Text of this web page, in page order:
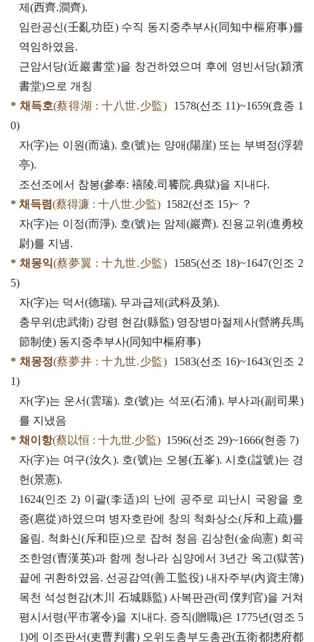
제(西齊.澗齊).
임란공신(壬亂功臣) 수직 동지중추부사(同知中樞府事)를
역임하였음.
근암서당(近巖書堂)을 창건하였으며 후에 영빈서당(潁濱
書堂)으로 개칭
* 채득호(蔡得湖 : 十八世.少監) 1578(선조 11)~1659(효종 1
0)
자(字)는 이원(而遠). 호(號)는 양애(陽崖) 또는 부벽정(浮碧
亭).
조선조에서 참봉(參奉: 禧陵.司饔院.典獄)을 지내다.
* 채득렴(蔡得濂 : 十八世.少監) 1582(선조 15)~ ？
자(字)는 이정(而淨). 호(號)는 암제(巖齊). 진용교위(進勇校
尉)를 지냄.
* 채몽익(蔡夢翼 : 十九世.少監) 1585(선조 18)~1647(인조 2
5)
자(字)는 덕서(德瑞). 무과급제(武科及第).
충무위(忠武衛) 강령 현감(縣監) 영장병마절제사(營將兵馬
節制使) 동지중추부사(同知中樞府事)
* 채몽정(蔡夢井 : 十九世.少監) 1583(선조 16)~1643(인조 2
1)
자(字)는 운서(雲瑞). 호(號)는 석포(石浦). 부사과(副司果)
를 지냈음
* 채이항(蔡以恒 : 十九世.少監) 1596(선조 29)~1666(현종 7)
자(字)는 여구(汝久). 호(號)는 오봉(五峯). 시호(諡號)는 경
헌(景憲).
1624(인조 2) 이괄(李适)의 난에 공주로 피난시 국왕을 호
종(扈從)하였으며 병자호란에 창의 척화상소(斥和上疏)를
올림. 척화신(斥和臣)으로 잡혀 청음 김상헌(金尙憲) 회곡
조한영(曺漢英)과 함께 청나라 심양에서 3년간 옥고(獄苦)
끝에 귀환하였음. 선공감역(善工監役) 내자주부(內資主簿)
목천 석성현감(木川 石城縣監) 사복판관(司僕判官)을 거쳐
평시서령(平市署令)을 지내다. 증직(贈職)은 1775년(영조 5
1)에 이조판서(吏曹判書) 오위도총부도총관(五衛都摠府都